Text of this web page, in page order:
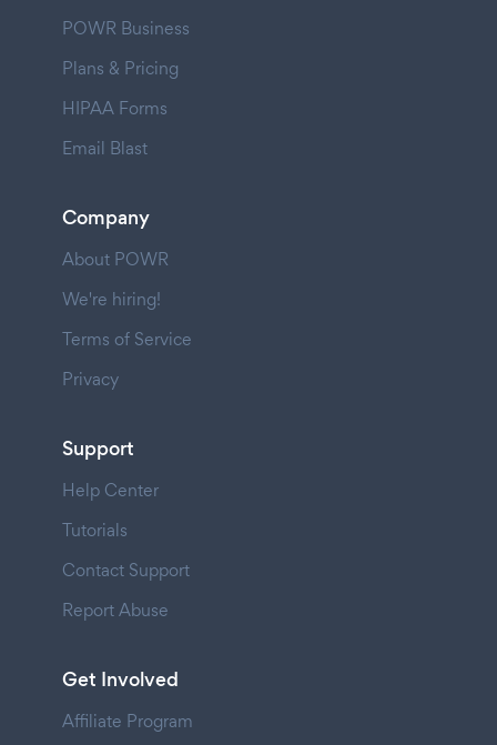
POWR Business
Plans & Pricing
HIPAA Forms
Email Blast
Company
About POWR
We're hiring!
Terms of Service
Privacy
Support
Help Center
Tutorials
Contact Support
Report Abuse
Get Involved
Affiliate Program